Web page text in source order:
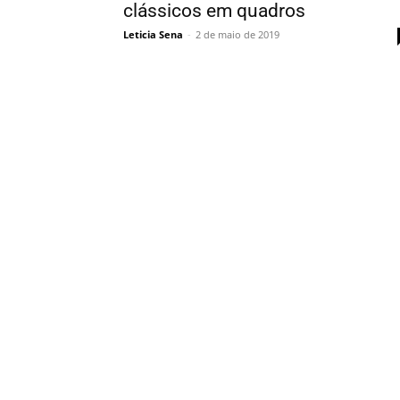
clássicos em quadros
Leticia Sena - 2 de maio de 2019